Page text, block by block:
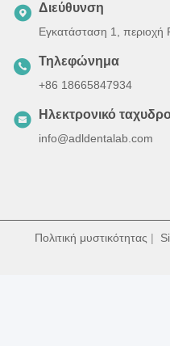
Διεύθυνση
Εγκατάσταση 1,
Τηλεφώνημα
+86 18665847934
Ηλεκτρονικό
info@adldentalab.com
Πολιτική μυστικότητας |